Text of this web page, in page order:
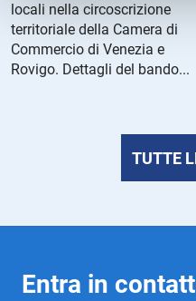
locali nella circoscrizione
territoriale della Camera di
Commercio di Venezia e
Rovigo. Dettagli del bando...
TUTTE
Entra in